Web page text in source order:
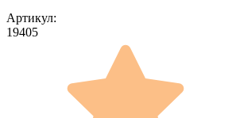
Артикул:
19405